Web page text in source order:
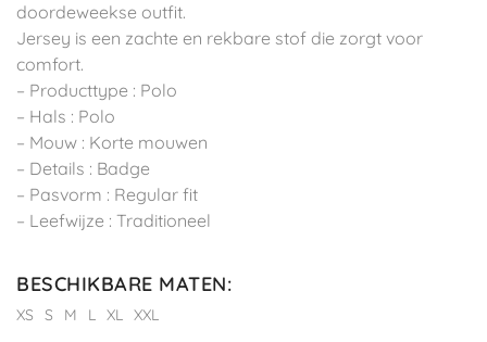
doordeweekse outfit.
Jersey is een zachte en rekbare stof die zorgt voor
comfort.
– Producttype : Polo
– Hals : Polo
– Mouw : Korte mouwen
– Details : Badge
– Pasvorm : Regular fit
– Leefwijze : Traditioneel
BESCHIKBARE MATEN:
XS S M L XL XXL